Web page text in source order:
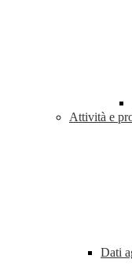
Attività e
Dati